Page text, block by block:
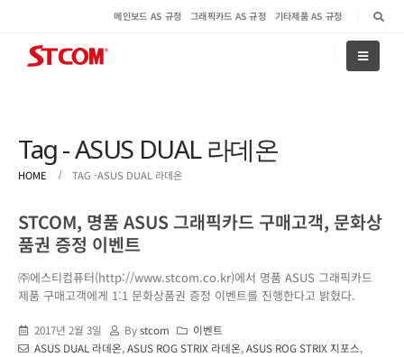
메인보드 AS 규정 그래픽카드 AS 규정 기타제품 AS 규정
Tag - ASUS DUAL 라데온
HOME TAG -ASUS DUAL 라데온
STCOM, 명품 ASUS 그래픽카드 구매고객, 문화상
품권 증정 이벤트
㈜에스티컴퓨터(http://www.stcom.co.kr)에서 명품 ASUS 그래픽카드
제품 구매고객에게 1:1 문화상품권 증정 이벤트를 진행한다고 밝혔다.
2017년 2월 3일 Bystcom
이벤트
ASUS DUAL 라데온,ASUS ROG STRIX 라데온,ASUS ROG STRIX 지포스,